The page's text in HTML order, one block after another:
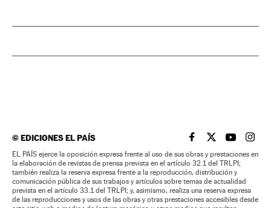
©EDICIONES EL PAÍS EL PAÍS BRASIL EN
EL PAÍSEL PAÍS
EL
EL PAÍS ejerce la oposición expresa frente al uso de sus obras y prestaciones en
la elaboración de revistas de prensa prevista en el artículo 32.1 del TRLPI;
también realiza la reserva expresa frente a la reproducción, distribución y
comunicación pública de sus trabajos y artículos sobre temas de actualidad
prevista en el artículo 33.1 del TRLPI; y, asimismo, realiza una reserva expresa
de las reproducciones y usos de las obras y otras prestaciones accesibles desde